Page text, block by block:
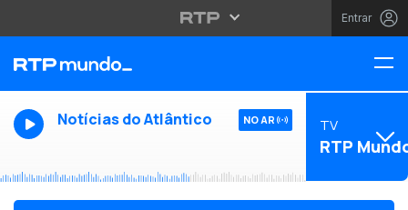
Entrar
Notícias do Atlântico NO AR TV
RTP